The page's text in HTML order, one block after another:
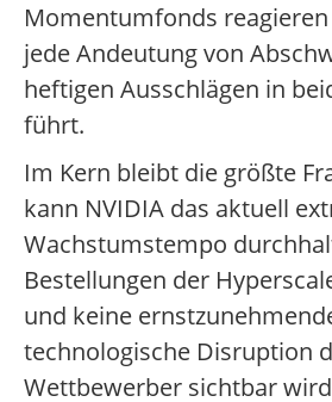
Momentumfonds
jede Andeutung von
heftigen Ausschlägen in
führt.
Im Kern bleibt die größte
kann NVIDIA das aktuell
Wachstumstempo
Bestellungen der
und keine
technologische Disruption
Wettbewerber sichtbar